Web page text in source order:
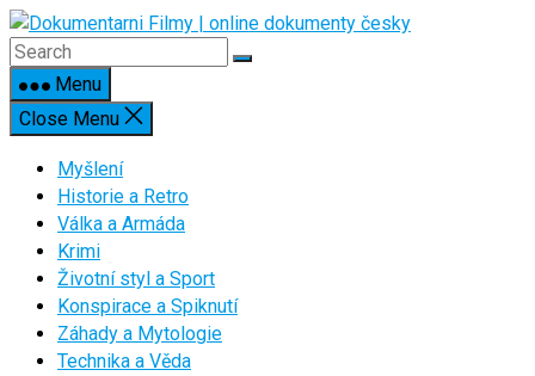
Skip
to
contentMenu
Close Menu
Myšlení
Historie a Retro
Válka a Armáda
Krimi
Životní styl a Sport
Konspirace a Spiknutí
Záhady a Mytologie
Technika a Věda